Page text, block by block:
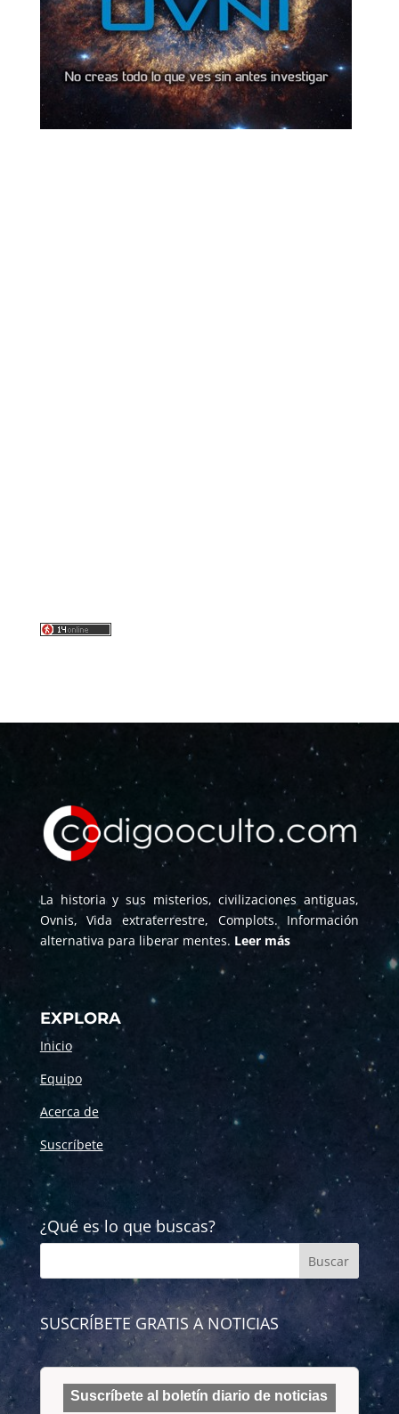
La historia y sus misterios, civilizaciones antiguas,
Ovnis, Vida extraterrestre, Complots. Información
alternativa para liberar mentes. Leer más
EXPLORA
Inicio
Equipo
Acerca de
Suscríbete
¿Qué es lo que buscas?
SUSCRÍBETE GRATIS A NOTICIAS
Suscríbete al boletín diario de noticias